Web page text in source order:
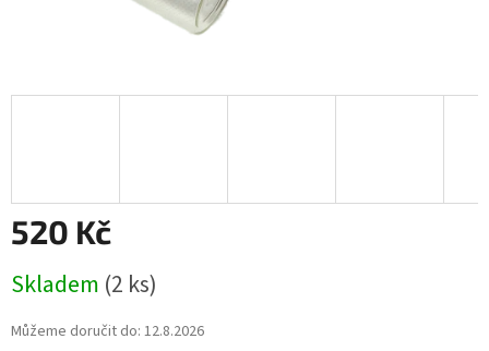
520 Kč
cena:
Skladem (2 ks)
Můžeme doručit do: 12.8.2026